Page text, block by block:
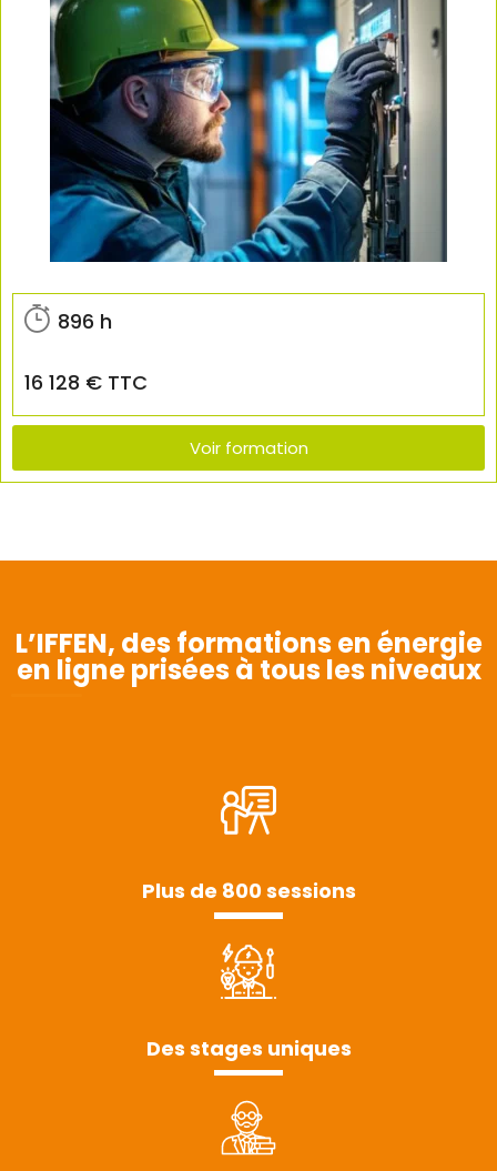
896 h
16 128 € TTC
Voir formation
L’IFFEN, des formations en énergie
en ligne prisées à tous les niveaux
Plus de 800 sessions
Des stages uniques